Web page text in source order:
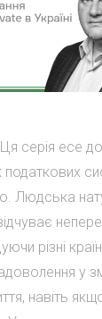
серія есе
Людська
різні
у
навіть